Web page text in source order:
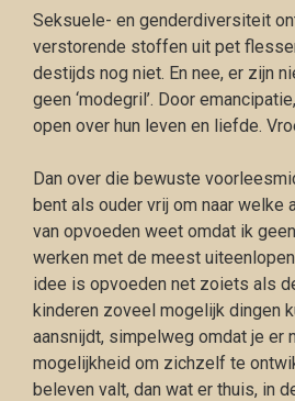
Seksuele- en genderdiversiteit
verstorende stoffen uit pet
destijds nog niet. En nee, er zijn
geen ‘modegril’. Door
open over hun leven en liefde.
Dan over die bewuste
bent als ouder vrij om naar welke
van opvoeden weet omdat ik
werken met de meest
idee is opvoeden net zoiets als
kinderen zoveel mogelijk dingen
aansnijdt, simpelweg omdat je er
mogelijkheid om zichzelf te
beleven valt, dan wat er thuis, in